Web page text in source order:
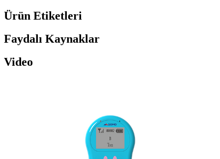
Ürün Etiketleri
Faydalı Kaynaklar
Video